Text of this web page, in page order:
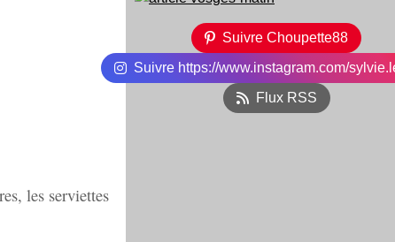
les serviettes
Suivre Choupette88
Suivre https://www.instagram.com/
Flux RSS